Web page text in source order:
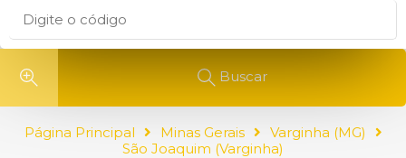
Buscar
Página Principal Minas Gerais
Varginha (MG)
São Joaquim (Varginha)